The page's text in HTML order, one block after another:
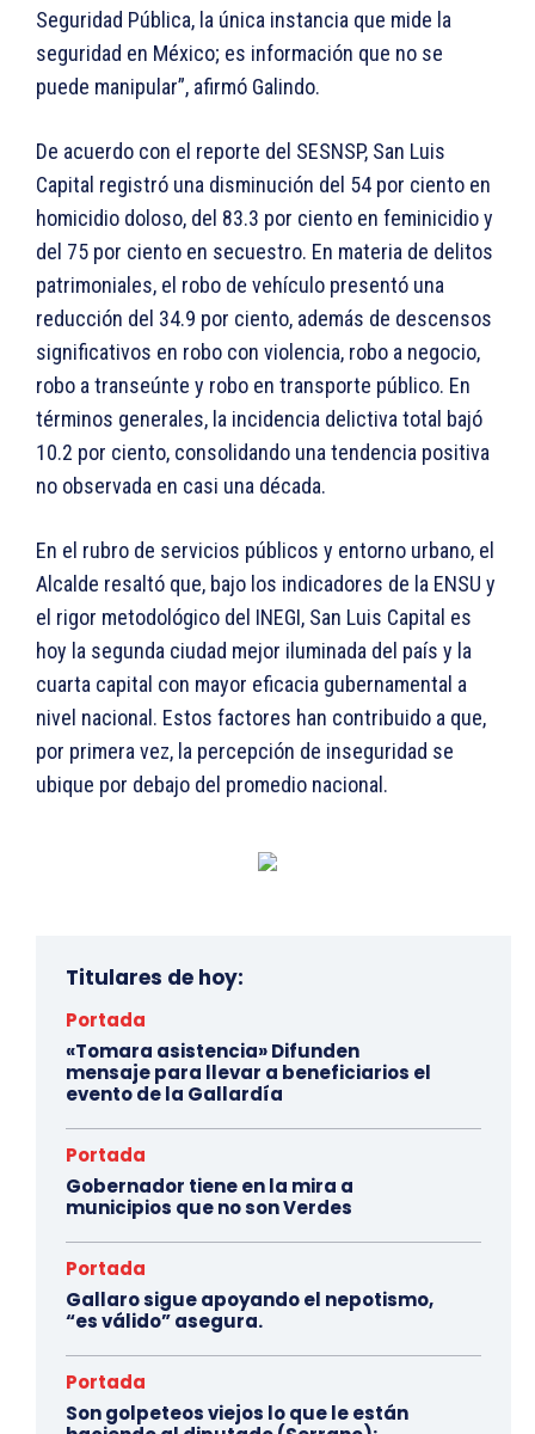
Seguridad Pública, la única instancia que mide la
seguridad en México; es información que no se
puede manipular”, afirmó Galindo.
De acuerdo con el reporte del SESNSP, San Luis
Capital registró una disminución del 54 por ciento en
homicidio doloso, del 83.3 por ciento en feminicidio y
del 75 por ciento en secuestro. En materia de delitos
patrimoniales, el robo de vehículo presentó una
reducción del 34.9 por ciento, además de descensos
significativos en robo con violencia, robo a negocio,
robo a transeúnte y robo en transporte público. En
términos generales, la incidencia delictiva total bajó
10.2 por ciento, consolidando una tendencia positiva
no observada en casi una década.
En el rubro de servicios públicos y entorno urbano, el
Alcalde resaltó que, bajo los indicadores de la ENSU y
el rigor metodológico del INEGI, San Luis Capital es
hoy la segunda ciudad mejor iluminada del país y la
cuarta capital con mayor eficacia gubernamental a
nivel nacional. Estos factores han contribuido a que,
por primera vez, la percepción de inseguridad se
ubique por debajo del promedio nacional.
Titulares de hoy:
Portada
«Tomara asistencia» Difunden
mensaje para llevar a beneficiarios el
evento de la Gallardía
Portada
Gobernador tiene en la mira a
municipios que no son Verdes
Portada
Gallaro sigue apoyando el nepotismo,
“es válido” asegura.
Portada
Son golpeteos viejos lo que le están